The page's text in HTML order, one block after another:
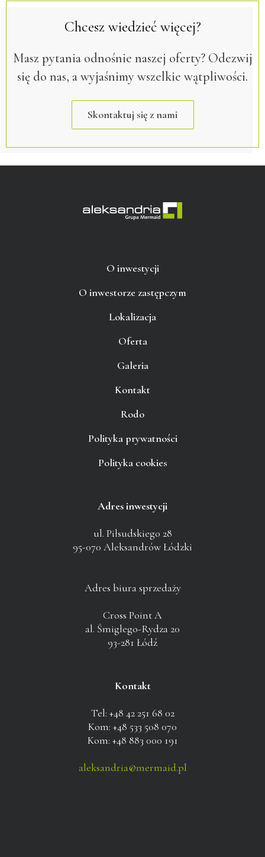
Chcesz wiedzieć więcej?
Masz pytania odnośnie naszej oferty? Odezwij
się do nas, a wyjaśnimy wszelkie wątpliwości.
Skontaktuj się z nami
O inwestycji
O inwestorze zastępczym
Lokalizacja
Oferta
Galeria
Kontakt
Rodo
Polityka prywatności
Polityka cookies
Adres inwestycji
ul. Piłsudskiego 28
95-070 Aleksandrów Łódzki
Adres biura sprzedaży
Cross Point A
al. Śmigłego-Rydza 20
93-281 Łódź
Kontakt
Tel: +48 42 251 68 02
Kom: +48 533 508 070
Kom: +48 883 000 191
aleksandria@mermaid.pl